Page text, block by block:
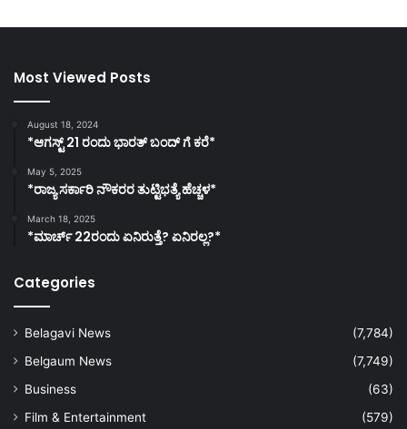
Most Viewed Posts
August 18, 2024
*ಆಗಸ್ಟ್ 21 ರಂದು ಭಾರತ್‌ ಬಂದ್‌ ಗೆ ಕರೆ*
May 5, 2025
*ರಾಜ್ಯ ಸರ್ಕಾರಿ ನೌಕರರ ತುಟ್ಟಿಭತ್ಯೆ ಹೆಚ್ಚಳ*
March 18, 2025
*ಮಾರ್ಚ್ 22ರಂದು ಏನಿರುತ್ತೆ? ಏನಿರಲ್ಲ?*
Categories
Belagavi News
(7,784)
Belgaum News
(7,749)
Business
(63)
Film & Entertainment
(579)